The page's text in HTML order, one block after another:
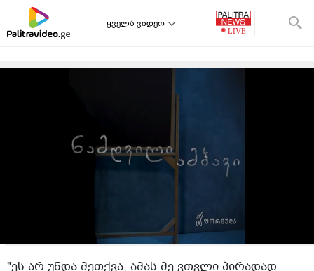
ყველა ვიდეო
"ეს არ უნდა მეთქვა, ამას მე ვთვლი პირადად